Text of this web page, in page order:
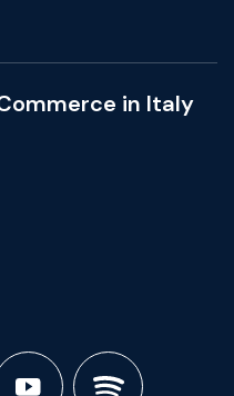
in Italy